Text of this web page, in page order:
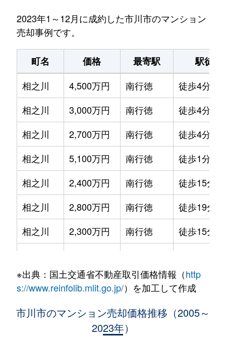
2023年1～12月に成約した市川市のマンション
売却事例です。
町名 価格 最寄駅
駅徒歩
相之川
4,500万円 南行徳
徒歩4分
相之川
3,000万円 南行徳
徒歩4分
相之川
2,700万円 南行徳
徒歩4分
相之川
5,100万円 南行徳
徒歩1分
相之川
2,400万円 南行徳
徒歩15分
相之川
2,800万円 南行徳
徒歩19分
相之川
2,300万円 南行徳
徒歩15分
相之川
2,400万円 南行徳
徒歩15分
4,100万円 浦安(千葉)
※出典：国土交通省不動産取引価格情報（http
s://www.reinfolib.mlit.go.jp/）を加工して作成
市川市のマンション売却価格推移（2005～
2023年）